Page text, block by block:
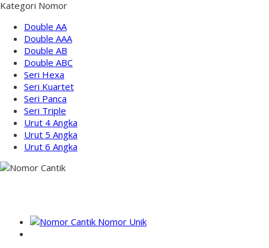
Kategori Nomor
Double AA
Double AAA
Double AB
Double ABC
Seri Hexa
Seri Kuartet
Seri Panca
Seri Triple
Urut 4 Angka
Urut 5 Angka
Urut 6 Angka